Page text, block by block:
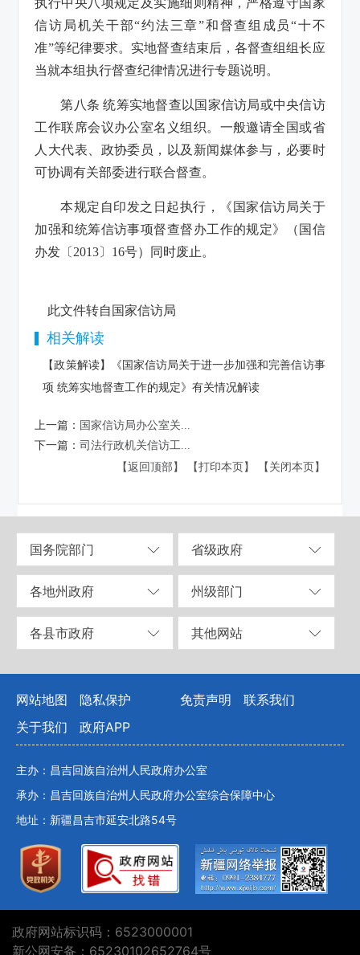
信访局机关干部“约法三章”和督查组成员“十不
准”等纪律要求。实地督查结束后，各督查组组长应
当就本组执行督查纪律情况进行专题说明。
第八条 统筹实地督查以国家信访局或中央信访
工作联席会议办公室名义组织。一般邀请全国或省
人大代表、政协委员，以及新闻媒体参与，必要时
可协调有关部委进行联合督查。
本规定自印发之日起执行，《国家信访局关于
加强和统筹信访事项督查督办工作的规定》（国信
办发〔2013〕16号）同时废止。
此文件转自国家信访局
相关解读
【政策解读】《国家信访局关于进一步加强和完善信访事
项 统筹实地督查工作的规定》有关情况解读
上一篇： 国家信访局办公室关...
下一篇：司法行政机关信访工...
【返回顶部】
【打印本页】 【关闭本页】
国务院部门 省级政府
各地州政府 州级部门
各县市政府 其他网站
网站地图 隐私保护 免责声明
联系我们
关于我们
政府APP
主办：昌吉回族自治州人民政府办公室
承办：昌吉回族自治州人民政府办公室综合保障中心
地址：新疆昌吉市延安北路54号
政府网站标识码：6523000001
新公网安备：65230102652764号